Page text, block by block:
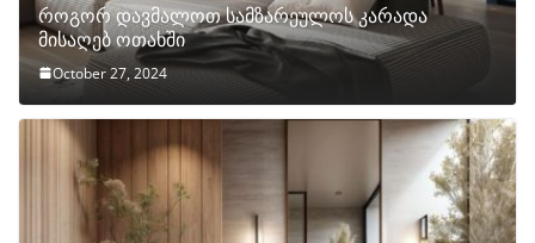
როგორ დავმალოთ სამზარეულოს კარადა
მისაღებ ოთახში
October 27, 2024